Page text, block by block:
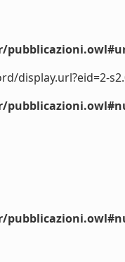
display.url?eid=2-